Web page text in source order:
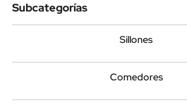
Subcategorías
Sillones
Comedores